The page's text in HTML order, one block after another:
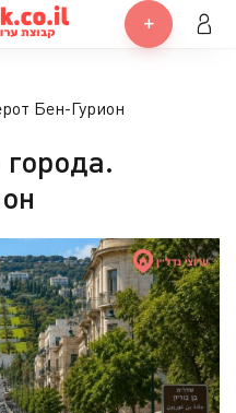
Бен-Гурион